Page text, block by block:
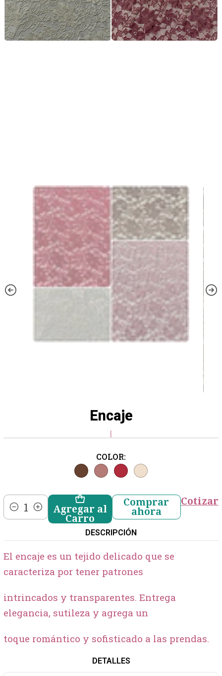
Encaje
|
COLOR:
Cantidad
Agregar al
Carro
Comprar
ahora
Cotizar
DESCRIPCIÓN
El encaje es un tejido delicado que se
caracteriza por tener patrones
intrincados y transparentes. Entrega
elegancia, sutileza y agrega un
toque romántico y sofisticado a las prendas.
DETALLES